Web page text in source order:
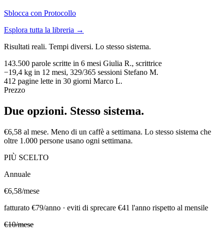
Sblocca con Protocollo
Esplora tutta la libreria →
Risultati reali. Tempi diversi. Lo stesso sistema.
143.500 parole scritte in 6 mesi Giulia R., scrittrice
−19,4 kg in 12 mesi, 329/365 sessioni Stefano M.
412 pagine lette in 30 giorni Marco L.
Prezzo
Due opzioni. Stesso sistema.
€6,58 al mese. Meno di un caffè a settimana. Lo stesso sistema che
oltre 1.000 persone usano ogni settimana.
PIÙ SCELTO
Annuale
€6,58/mese
fatturato €79/anno · eviti di sprecare €41 l'anno rispetto al mensile
€10/mese